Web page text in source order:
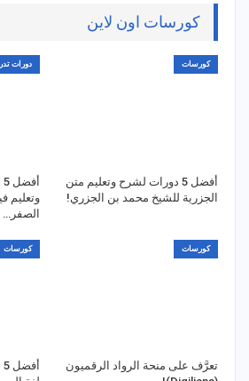
كورسات اون لاين
كورسات
أفضل 5 دورات لشرح وتعليم متن
الجزرية للشيخ محمد بن الجزري!
دورات
الصفر…
كورسات
تعرَّف على منحة الرواد الرقميون
كورسات